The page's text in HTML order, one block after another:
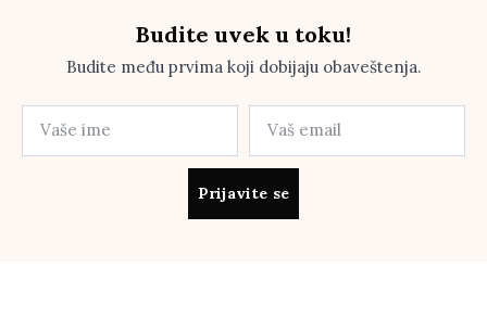
Budite uvek u toku!
Budite među prvima koji dobijaju obaveštenja.
Prijavite se